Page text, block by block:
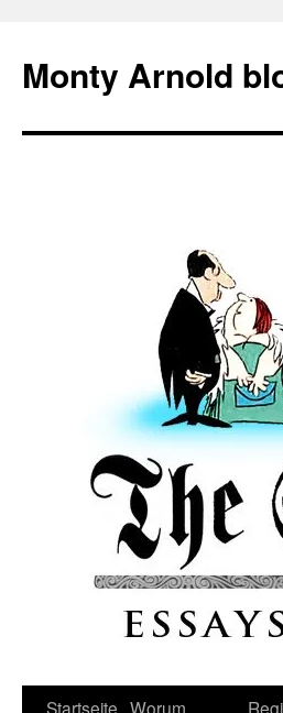
springen
Monty Arnold
Startseite Worum